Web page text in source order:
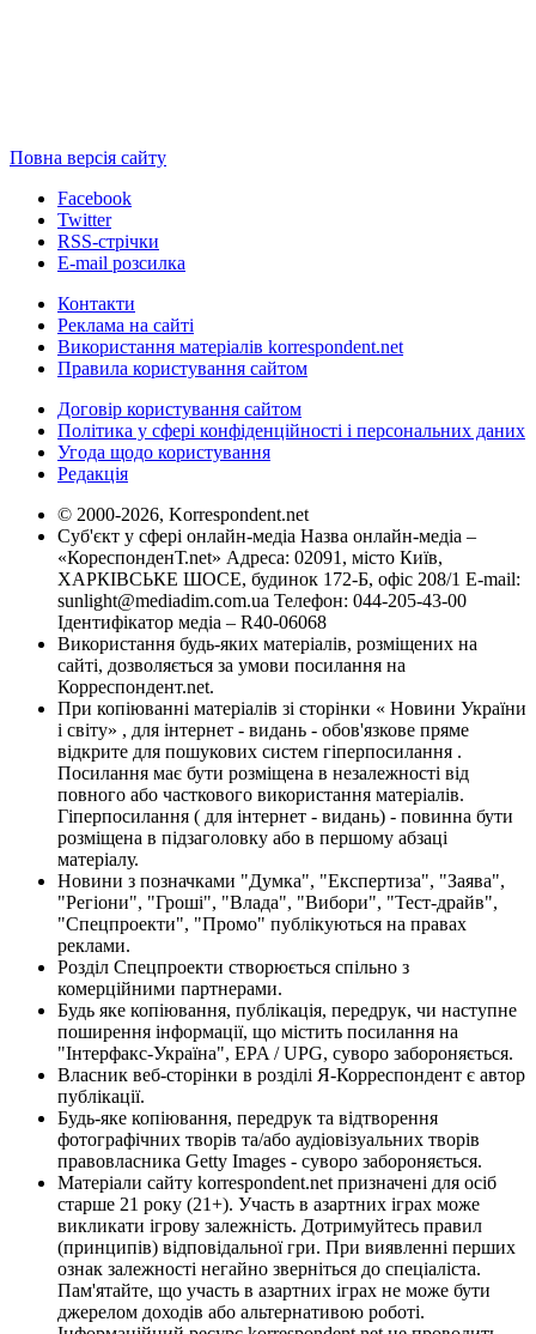
Повна версія сайту
Facebook
Twitter
RSS-стрічки
E-mail розсилка
Контакти
Реклама на сайті
Використання матеріалів korrespondent.net
Правила користування сайтом
Договір користування сайтом
Політика у сфері конфіденційності і персональних даних
Угода щодо користування
Редакція
© 2000-2026, Korrespondent.net
Суб'єкт у сфері онлайн-медіа Назва онлайн-медіа –
«КореспонденТ.net» Адреса: 02091, місто Київ,
ХАРКІВСЬКЕ ШОСЕ, будинок 172-Б, офіс 208/1 E-mail:
sunlight@mediadim.com.ua Телефон: 044-205-43-00
Ідентифікатор медіа – R40-06068
Використання будь-яких матеріалів, розміщених на
сайті, дозволяється за умови посилання на
Корреспондент.net.
При копіюванні матеріалів зі сторінки « Новини України
і світу» , для інтернет - видань - обов'язкове пряме
відкрите для пошукових систем гіперпосилання .
Посилання має бути розміщена в незалежності від
повного або часткового використання матеріалів.
Гіперпосилання ( для інтернет - видань) - повинна бути
розміщена в підзаголовку або в першому абзаці
матеріалу.
Новини з позначками "Думка", "Експертиза", "Заява",
"Регіони", "Гроші", "Влада", "Вибори", "Тест-драйв",
"Спецпроекти", "Промо" публікуються на правах
реклами.
Розділ Спецпроекти створюється спільно з
комерційними партнерами.
Будь яке копіювання, публікація, передрук, чи наступне
поширення інформації, що містить посилання на
"Інтерфакс-Україна", EPA / UPG, суворо забороняється.
Власник веб-сторінки в розділі Я-Корреспондент є автор
публікації.
Будь-яке копіювання, передрук та відтворення
фотографічних творів та/або аудіовізуальних творів
правовласника Getty Images - суворо забороняється.
Матеріали сайту korrespondent.net призначені для осіб
старше 21 року (21+). Участь в азартних іграх може
викликати ігрову залежність. Дотримуйтесь правил
(принципів) відповідальної гри. При виявленні перших
ознак залежності негайно зверніться до спеціаліста.
Пам'ятайте, що участь в азартних іграх не може бути
джерелом доходів або альтернативою роботі.